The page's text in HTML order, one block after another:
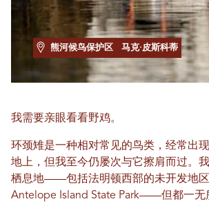
熊河候鸟保护区 马克·皮斯科蒂
我需要亲眼看看野鸡。
环颈雉是一种相对常见的鸟类，经常出
地上，但我至今仍屡次与它擦肩而过。
栖息地——包括法明顿西部的未开发地
Antelope Island State Park——但都一无